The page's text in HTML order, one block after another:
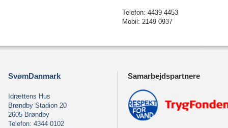
Telefon: 4439 4453
Mobil: 2149 0937
SvømDanmark
Idrættens Hus
Brøndby Stadion 20
2605 Brøndby
Telefon: 4344 0102
Samarbejdspartnere